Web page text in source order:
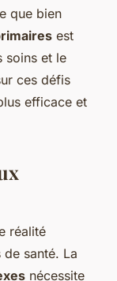
que bien
est
soins et le
ces défis
efficace et
réalité
santé. La
nécessite